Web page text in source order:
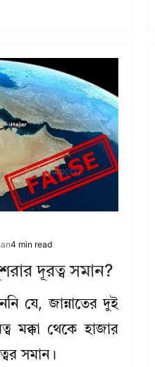
4 min read
দূরত্ব সমান?
যে, জান্নাতের দুই
মক্কা থেকে হাজার
সমান।